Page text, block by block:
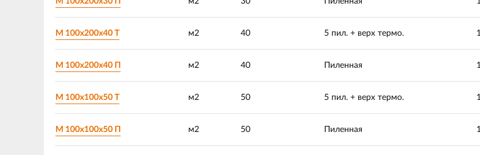
М 100х200х40 Т м2 40 5 пил. + верх термо.
М 100х200х40 П м2 40 Пиленная
М 100х100х50 Т м2 50 5 пил. + верх термо.
М 100х100х50 П м2 50 Пиленная